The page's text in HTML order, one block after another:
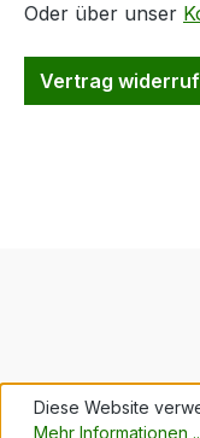
Oder über unser
Vertrag
Diese Website
Mehr Informationen